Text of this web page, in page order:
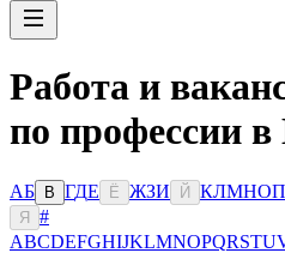
Работа и
по профессии
АБ В ГДЕ Ё ЖЗИ Й КЛМНОП
Я
#
ABCDEFGHIJKLMNOPQRSTU